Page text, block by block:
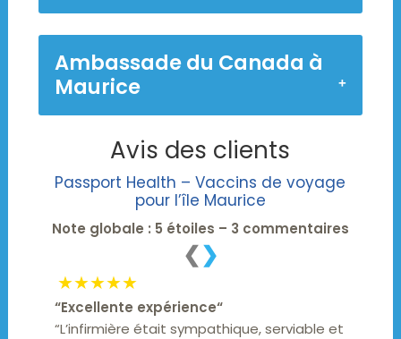
Ambassade du Canada à
Maurice
Avis des clients
Passport Health – Vaccins de voyage
pour l’île Maurice
Note globale : 5 étoiles – 3 commentaires
❮❯
★★★★★
“Excellente expérience“
“L’infirmière était sympathique, serviable et